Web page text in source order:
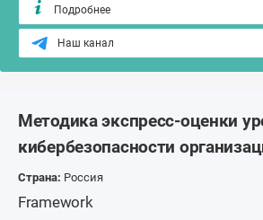
Подробнее
Наш канал
Методика экспресс-оценки
кибербезопасности
Страна: Россия
Framework